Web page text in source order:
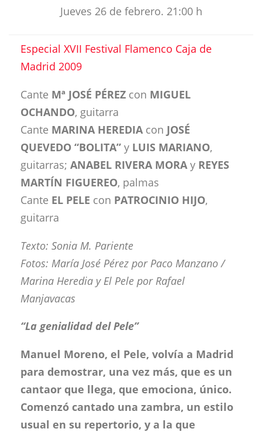
Jueves 26 de febrero. 21:00 h
Especial XVII Festival Flamenco Caja de
Madrid 2009
Cante Mª JOSÉ PÉREZ con MIGUEL
OCHANDO, guitarra
Cante MARINA HEREDIAcon JOSÉ
QUEVEDO “BOLITA” y LUIS MARIANO,
guitarras; ANABEL RIVERA MORAy REYES
MARTÍN FIGUEREO, palmas
Cante EL PELE con PATROCINIO HIJO,
guitarra
Texto: Sonia M. Pariente
Fotos: María José Pérez por Paco Manzano /
Marina Heredia y El Pele por Rafael
Manjavacas
“La genialidad del Pele”
Manuel Moreno, el Pele, volvía a Madrid
para demostrar, una vez más, que es un
cantaor que llega, que emociona, único.
Comenzó cantado una zambra, un estilo
usual en su repertorio, y a la que